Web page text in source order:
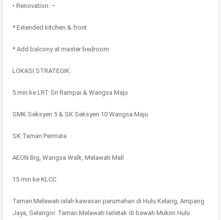
• Renovation: –
* Extended kitchen & front
* Add balcony at master bedroom
LOKASI STRATEGIK:
5 min ke LRT Sri Rampai & Wangsa Maju
SMK Seksyen 5 & SK Seksyen 10 Wangsa Maju
SK Taman Permata
AEON Big, Wangsa Walk, Melawati Mall
15 min ke KLCC
Taman Melawati ialah kawasan perumahan di Hulu Kelang, Ampang
Jaya, Selangor. Taman Melawati terletak di bawah Mukim Hulu